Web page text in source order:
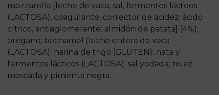
mozzarella [leche de vaca, sal, fermentos lácteos
(LACTOSA), coagulante, corrector de acidez: ácido
cítrico, antiaglomerante: almidón de patata] (4%);
orégano; bechamel (leche entera de vaca
(LACTOSA); harina de trigo (GLUTEN); nata y
fermentos lácticos (LACTOSA); sal yodada; nuez
moscada y pimienta negra.